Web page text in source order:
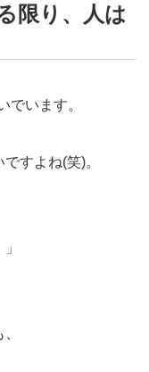
限り、人は
でいます。
すよね(笑)。